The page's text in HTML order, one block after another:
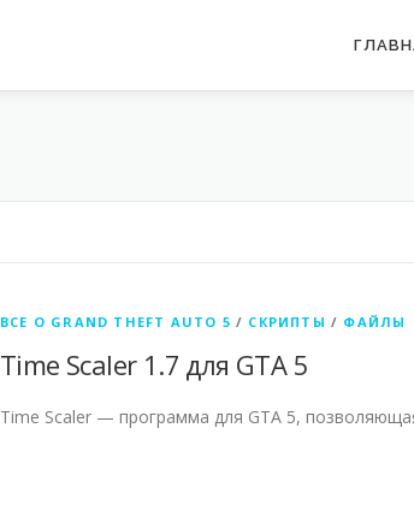
ВСЕ О GRAND THEFT AUTO 5 / СКРИПТЫ / ФАЙЛЫ
Time Scaler 1.7 для GTA 5
Time Scaler — программа для GTA 5,